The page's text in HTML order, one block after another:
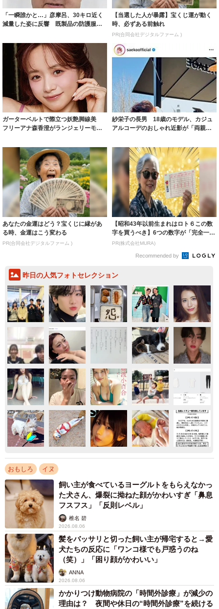
「一瞬誰かと…」彦摩呂、30キロ近く
減量した姿に反響 既製品の防護服が
【当選した人が暴露】宝くじ運が動く
時、必ずある前触れ
PR(合同会社デジタルファーム )
ガーターベルトで際立つ妖艶脚線美
フリーアナ森香澄がランジェリーモデ
紗栄子の長男 18歳のモデル、カジュ
アルコーデのおしゃれ近影が「両親の
あなたの金運はどう？宝くじに縁があ
る時、金運はこう変わる
PR(合同会社デジタルファーム )
【昭和43年以前生まれはロト６この数
字を買うべき】6つの数字が「完全一
致」する方...
PR(株式会社MURA)
Recommended by
昨日の人気フォトセレクション
おもしろ イヌ
飼い主が食べているヨーグルトをもらえなかっ
た犬さん、爆裂に拗ねた顔がかわいすぎ「鼻息
フスフス」「反則レベル」
椎名 碧
2026.08.06
髪をバッサリと切った飼い主が帰宅すると→愛
犬たちの反応に「ワンコ様でも戸惑うのね
（笑）」「困り顔がかわいい」
ANNA
2026.08.06
かかりつけ動物病院の「時間外診療」が減少の
理由は？ 夜間や休日の“時間外診療”を続ける